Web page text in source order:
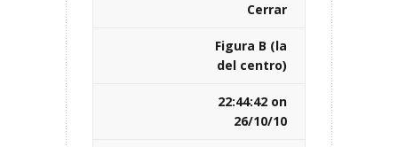
Cerrar
Figura B (la
del centro)
22:44:42 on
26/10/10